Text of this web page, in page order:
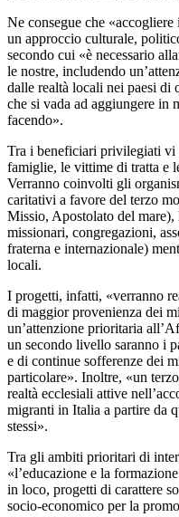
Ne consegue che
un approccio culturale,
secondo cui «è necessario
le nostre, includendo
dalle realtà locali nei paesi
che si vada ad aggiungere in
facendo».
Tra i beneficiari privilegiati vi
famiglie, le vittime di tratta e
Verranno coinvolti gli
caritativi a favore del terzo
Missio, Apostolato del
missionari, congregazioni,
fraterna e internazionale)
locali.
I progetti, infatti, «verranno
di maggior provenienza dei
un’attenzione prioritaria
un secondo livello saranno i
e di continue sofferenze dei
particolare». Inoltre, «un
realtà ecclesiali attive
migranti in Italia a partire da
stessi».
Tra gli ambiti prioritari di
«l’educazione e la
in loco, progetti di carattere
socio-economico per la